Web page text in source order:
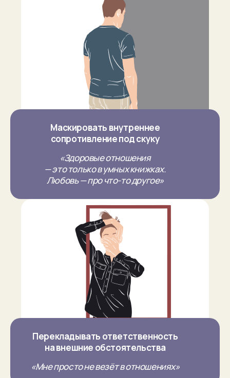
Маскировать внутреннее
сопротивление под скуку
«Здоровые отношения
— это только в умных книжках.
Любовь — про что-то другое»
Перекладывать ответственность
на внешние обстоятельства
«Мне просто не везёт в отношениях»